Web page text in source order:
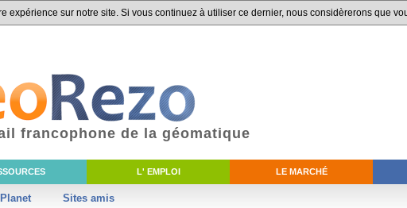
expérience sur notre site. Si vous continuez à utiliser ce dernier, nous considèrerons que
L' EMPLOI LE MARCHÉ
Planet Sites amis
francophone de la géomatique